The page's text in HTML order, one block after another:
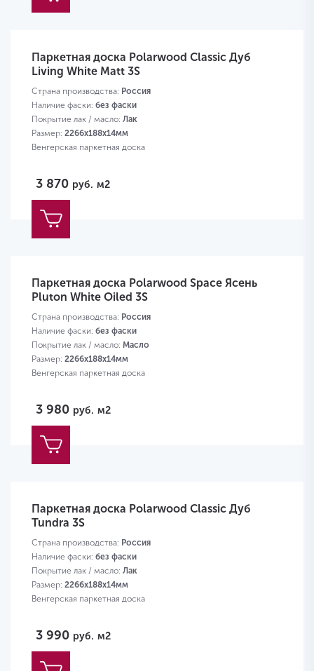
Паркетная доска Polarwood Classic Дуб
Living White Matt 3S
Страна производства: Россия
Наличие фаски: без фаски
Покрытие лак / масло: Лак
Размер: 2266х188х14мм
Венгерская паркетная доска
3 870 руб. м2
Паркетная доска Polarwood Space Ясень
Pluton White Oiled 3S
Страна производства: Россия
Наличие фаски: без фаски
Покрытие лак / масло: Масло
Размер: 2266х188х14мм
Венгерская паркетная доска
3 980 руб. м2
Паркетная доска Polarwood Classic Дуб
Tundra 3S
Страна производства: Россия
Наличие фаски: без фаски
Покрытие лак / масло: Лак
Размер: 2266х188х14мм
Венгерская паркетная доска
3 990 руб. м2